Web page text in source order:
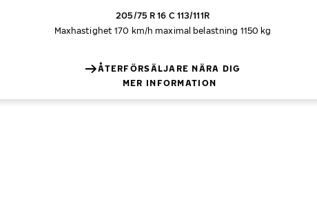
205/75 R 16 C 113/111R
Maxhastighet 170 km/h maximal belastning 1150 kg
ÅTERFÖRSÄLJARE NÄRA DIG
MER INFORMATION